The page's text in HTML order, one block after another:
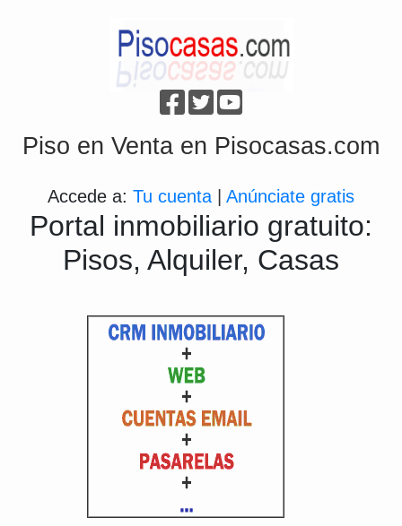
Piso en Venta en Pisocasas.com
Accede a: Tu cuenta Anúnciate gratis
Portal inmobiliario gratuito:
Pisos, Alquiler, Casas